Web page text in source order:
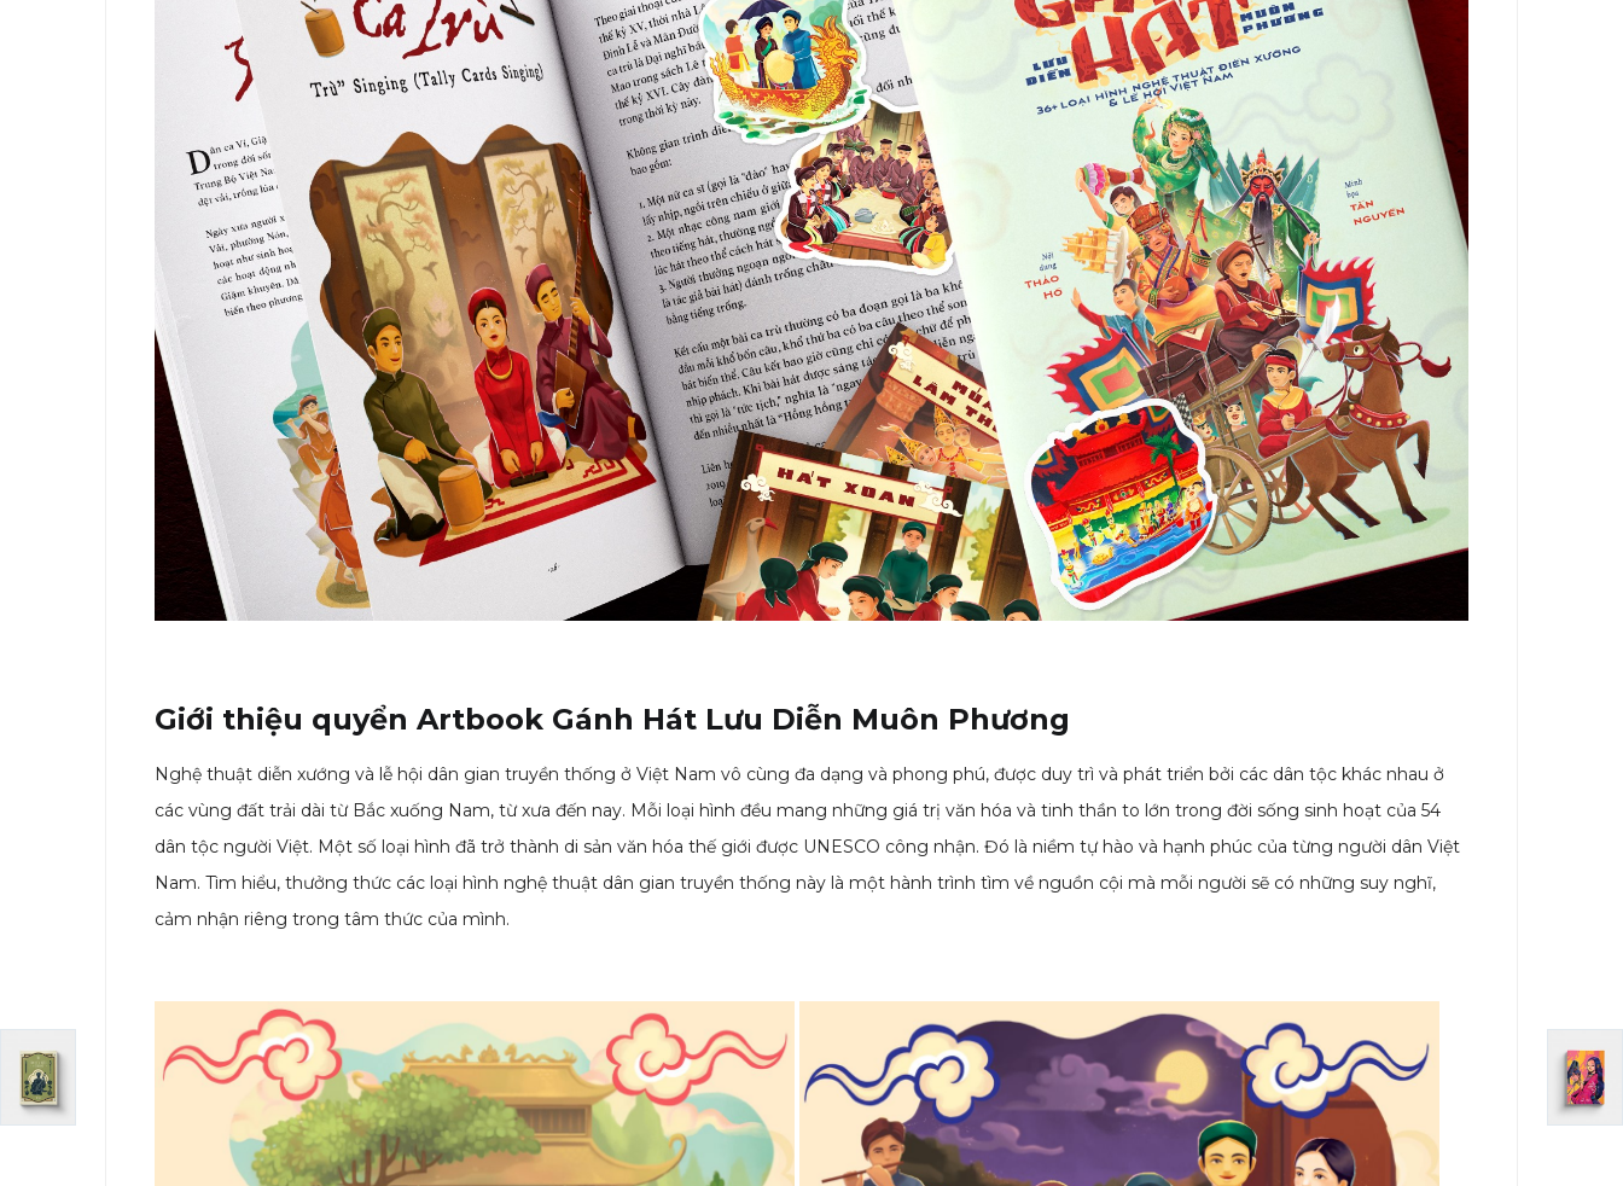
Giới thiệu quyển Artbook Gánh Hát Lưu Diễn Muôn Phương
Nghệ thuật diễn xướng và lễ hội dân gian truyền thống ở Việt Nam vô cùng đa dạng và phong phú, được duy trì và phát triển bởi các dân tộc khác nhau ở
các vùng đất trải dài từ Bắc xuống Nam, từ xưa đến nay. Mỗi loại hình đều mang những giá trị văn hóa và tinh thần to lớn trong đời sống sinh hoạt của 54
dân tộc người Việt. Một số loại hình đã trở thành di sản văn hóa thế giới được UNESCO công nhận. Đó là niềm tự hào và hạnh phúc của từng người dân Việt
Nam. Tìm hiểu, thưởng thức các loại hình nghệ thuật dân gian truyền thống này là một hành trình tìm về nguồn cội mà mỗi người sẽ có những suy nghĩ,
cảm nhận riêng trong tâm thức của mình.